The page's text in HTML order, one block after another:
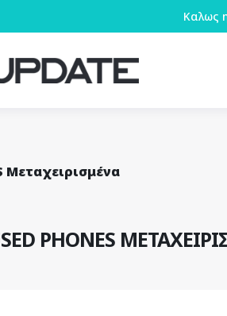
Καλως
Μεταχειρισμένα
PHONES